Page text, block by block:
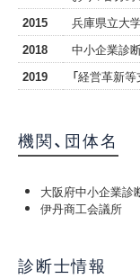
2015
兵庫県立
2018
中小企業診
2019
「経営革新
機関、団体名
大阪府中小企業診
伊丹商工会議所
診断士情報